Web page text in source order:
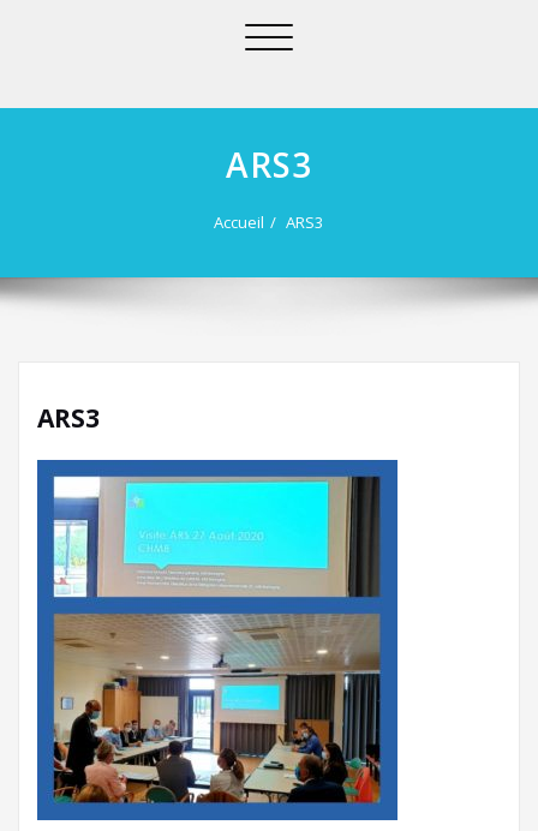
Afficher/masquer
ARS3
Accueil ARS3
ARS3